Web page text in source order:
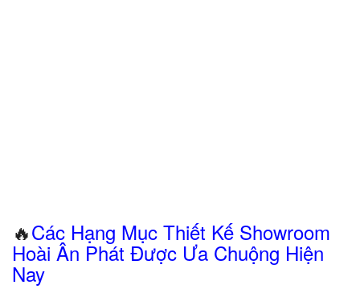
🔥Các Hạng Mục Thiết Kế Showroom
Hoài Ân Phát Được Ưa Chuộng Hiện
Nay